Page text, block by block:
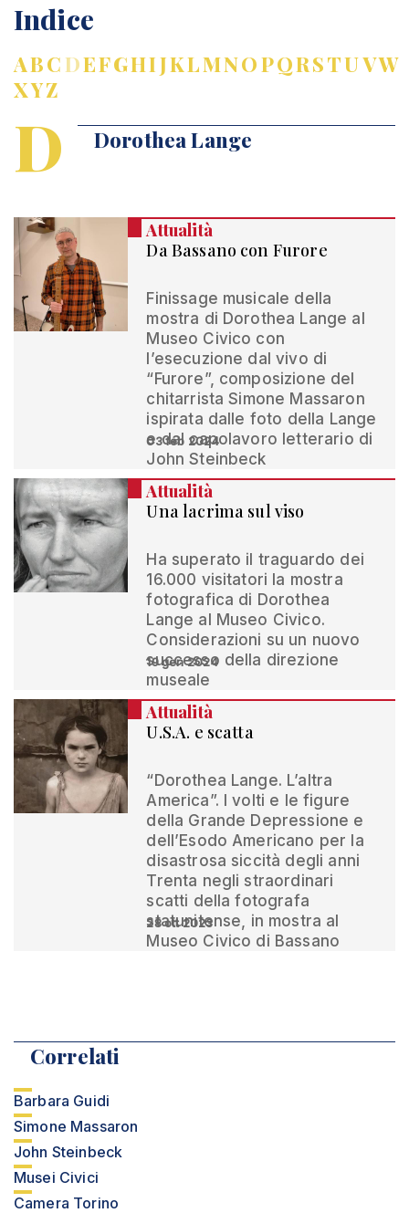
Indice
ABCDEFGHIJKLMNOPQRSTUVW
XYZ
D Dorothea Lange
Attualità
Da Bassano con Furore
Finissage musicale della
mostra di Dorothea Lange al
Museo Civico con
l’esecuzione dal vivo di
“Furore”, composizione del
chitarrista Simone Massaron
ispirata dalle foto della Lange
e dal capolavoro letterario di
John Steinbeck
03 feb 2024
Attualità
Una lacrima sul viso
Ha superato il traguardo dei
16.000 visitatori la mostra
fotografica di Dorothea
Lange al Museo Civico.
Considerazioni su un nuovo
successo della direzione
museale
19 gen 2024
Attualità
U.S.A. e scatta
“Dorothea Lange. L’altra
America”. I volti e le figure
della Grande Depressione e
dell’Esodo Americano per la
disastrosa siccità degli anni
Trenta negli straordinari
scatti della fotografa
statunitense, in mostra al
Museo Civico di Bassano
28 ott 2023
Correlati
Barbara Guidi
Simone Massaron
John Steinbeck
Musei Civici
Camera Torino